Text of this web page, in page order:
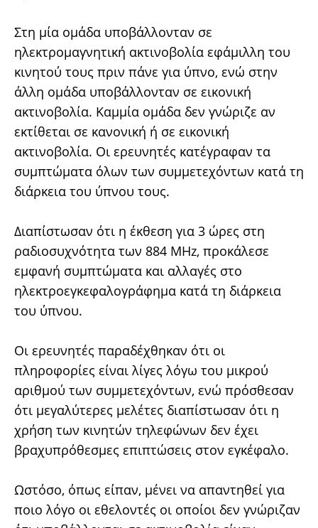
Στη μία ομάδα υποβάλλονταν σε
ηλεκτρομαγνητική ακτινοβολία εφάμιλλη του
κινητού τους πριν πάνε για ύπνο, ενώ στην
άλλη ομάδα υποβάλλονταν σε εικονική
ακτινοβολία. Καμμία ομάδα δεν γνώριζε αν
εκτίθεται σε κανονική ή σε εικονική
ακτινοβολία. Οι ερευνητές κατέγραφαν τα
συμπτώματα όλων των συμμετεχόντων κατά τη
διάρκεια του ύπνου τους.
Διαπίστωσαν ότι η έκθεση για 3 ώρες στη
ραδιοσυχνότητα των 884 MHz, προκάλεσε
εμφανή συμπτώματα και αλλαγές στο
ηλεκτροεγκεφαλογράφημα κατά τη διάρκεια
του ύπνου.
Οι ερευνητές παραδέχθηκαν ότι οι
πληροφορίες είναι λίγες λόγω του μικρού
αριθμού των συμμετεχόντων, ενώ πρόσθεσαν
ότι μεγαλύτερες μελέτες διαπίστωσαν ότι η
χρήση των κινητών τηλεφώνων δεν έχει
βραχυπρόθεσμες επιπτώσεις στον εγκέφαλο.
Ωστόσο, όπως είπαν, μένει να απαντηθεί για
ποιο λόγο οι εθελοντές οι οποίοι δεν γνώριζαν